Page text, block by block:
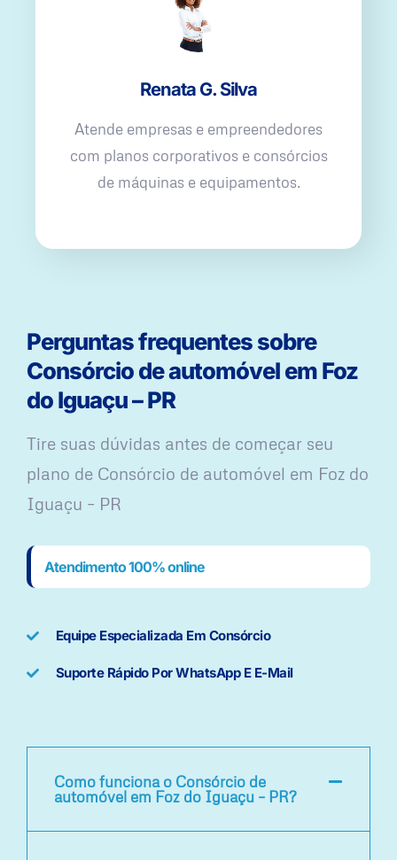
Renata G. Silva
Atende empresas e empreendedores
com planos corporativos e consórcios
de máquinas e equipamentos.
Perguntas frequentes sobre
Consórcio de automóvel em Foz
do Iguaçu – PR
Tire suas dúvidas antes de começar seu
plano ​de Consórcio de automóvel em Foz do
Iguaçu – PR
Atendimento 100% online
Equipe Especializada Em Consórcio
Suporte Rápido Por WhatsApp E E-Mail
Como funciona o Consórcio de
automóvel em Foz do Iguaçu – PR?